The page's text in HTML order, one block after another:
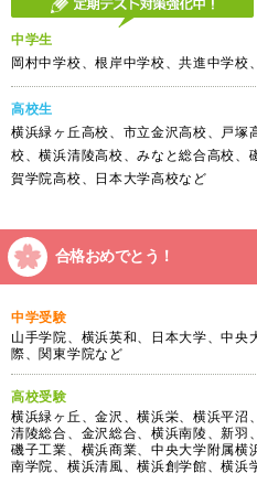
中学生
岡村中学校、根岸中学校、共進中学校
高校生
横浜緑ヶ丘高校、市立金沢高校、戸塚
校、横浜清陵高校、みなと総合高校、
賀学院高校、日本大学高校など
合格おめでとう！
中学受験
山手学院、横浜英和、日本大学、中央
際、関東学院など
高校受験
横浜緑ヶ丘、金沢、横浜栄、横浜平沼
清陵総合、金沢総合、横浜南陵、新羽
磯子工業、横浜商業、中央大学附属横
南学院、横浜清風、横浜創学館、横浜